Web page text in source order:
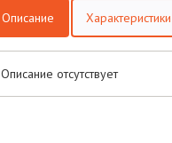
Описание Характеристики
Описание отсутствует